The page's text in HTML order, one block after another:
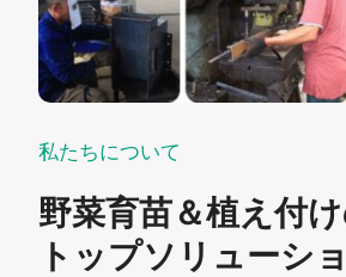
私たちについて
野菜育苗＆植え付
トップソリューシ